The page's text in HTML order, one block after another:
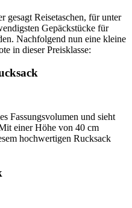
gesagt Reisetaschen, für unter
Gepäckstücke für
Nachfolgend nun eine kleine
in dieser Preisklasse:
Fassungsvolumen und sieht
einer Höhe von 40 cm
hochwertigen Rucksack